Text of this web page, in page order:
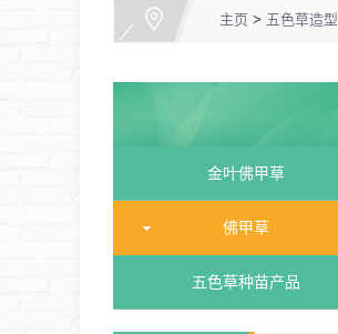
主页 > 五色草造型
金叶佛甲草
佛甲草
五色草种苗产品